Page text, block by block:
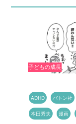
子どもの成長
ADHD バトン社
本田秀夫 漫画